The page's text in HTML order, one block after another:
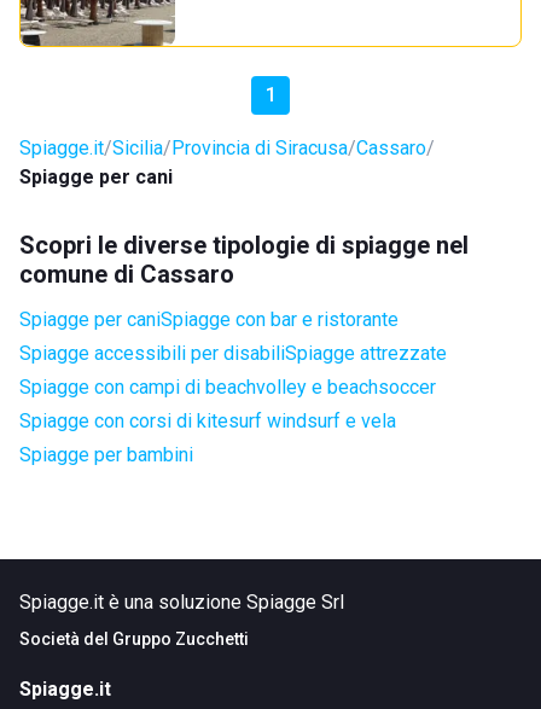
1
Spiagge.it Sicilia Provincia di Siracusa Cassaro
Spiagge per cani
Scopri le diverse tipologie di spiagge nel
comune di Cassaro
Spiagge per caniSpiagge con bar e ristorante
Spiagge accessibili per disabiliSpiagge attrezzate
Spiagge con campi di beachvolley e beachsoccer
Spiagge con corsi di kitesurf windsurf e vela
Spiagge per bambini
Spiagge.it è una soluzione Spiagge Srl
Società del Gruppo Zucchetti
Spiagge.it